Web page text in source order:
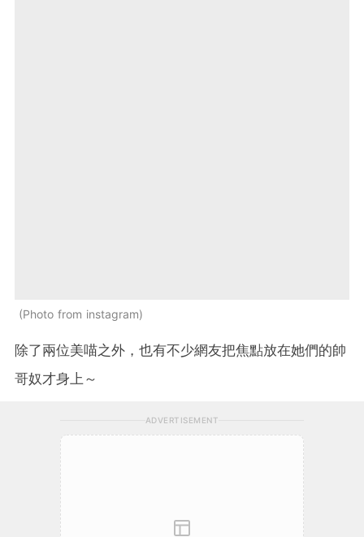
Photo from instagram
除了兩位美喵之外，也有不少網友把焦點放在她們的帥
哥奴才身上～
ADVERTISEMENT